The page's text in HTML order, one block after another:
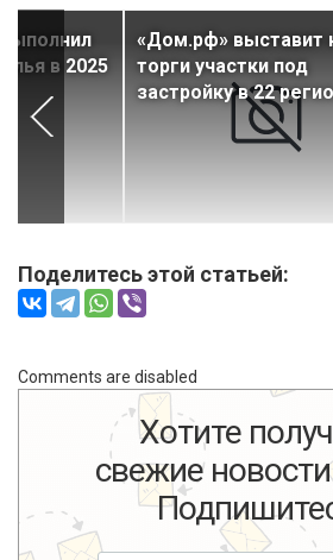
в 2025
«Дом.рф» выставит
торги участки под
застройку в 22
Поделитесь этой статьей:
Comments are disabled
Хотите
свежие новости